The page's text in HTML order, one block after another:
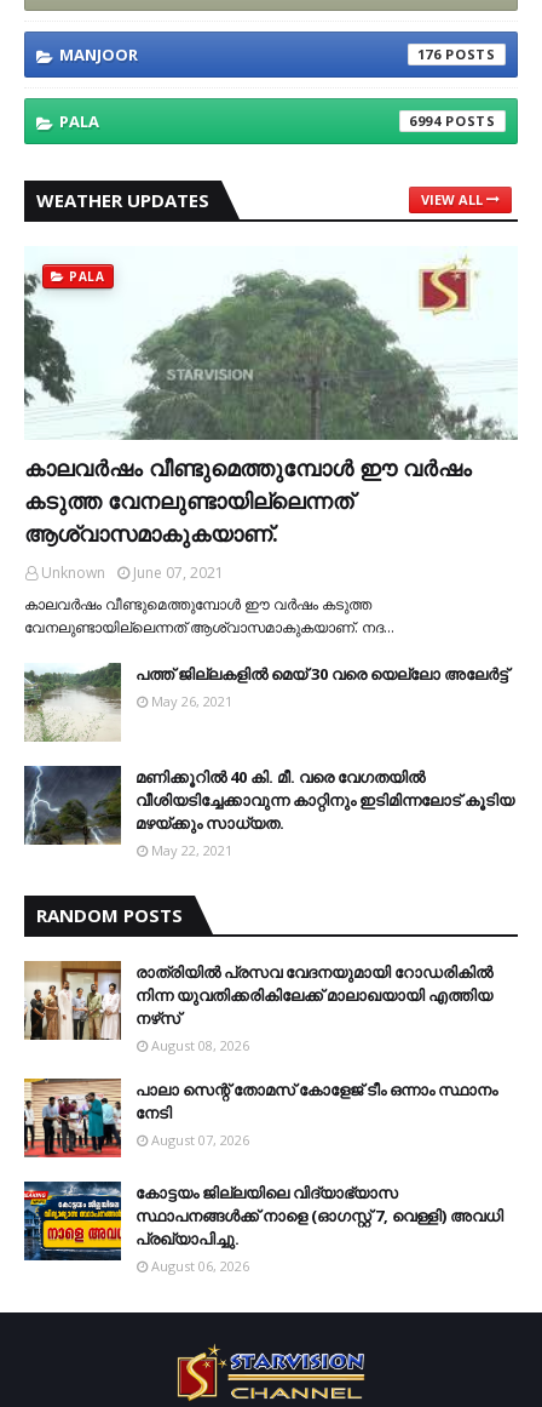
MANJOOR 176
PALA 6994
WEATHER UPDATES VIEW ALL
PALA
കാലവര്‍ഷം വീണ്ടുമെത്തുമ്പോള്‍ ഈ വര്‍ഷം
കടുത്ത വേനലുണ്ടായില്ലെന്നത്
ആശ്വാസമാകുകയാണ്.
Unknown
June 07, 2021
കാലവര്‍ഷം വീണ്ടുമെത്തുമ്പോള്‍ ഈ വര്‍ഷം കടുത്ത
വേനലുണ്ടായില്ലെന്നത് ആശ്വാസമാകുകയാണ്. നദ…
പത്ത് ജില്ലകളില്‍ മെയ് 30 വരെ യെല്ലോ അലേര്‍ട്ട്
May 26, 2021
മണിക്കൂറിൽ 40 കി. മീ. വരെ വേഗതയിൽ
വീശിയടിച്ചേക്കാവുന്ന കാറ്റിനും ഇടിമിന്നലോട് കൂടിയ
മഴയ്ക്കും സാധ്യത.
May 22, 2021
RANDOM POSTS
രാത്രിയില്‍ പ്രസവ വേദനയുമായി റോഡരികില്‍
നിന്ന യുവതിക്കരികിലേക്ക് മാലാഖയായി എത്തിയ
നഴ്‌സ്
August 08, 2026
പാലാ സെന്റ് തോമസ് കോളേജ് ടീം ഒന്നാം സ്ഥാനം
നേടി
August 07, 2026
കോട്ടയം ജില്ലയിലെ വിദ്യാഭ്യാസ
സ്ഥാപനങ്ങള്‍ക്ക് നാളെ (ഓഗസ്റ്റ് 7, വെള്ളി) അവധി
പ്രഖ്യാപിച്ചു.
August 06, 2026